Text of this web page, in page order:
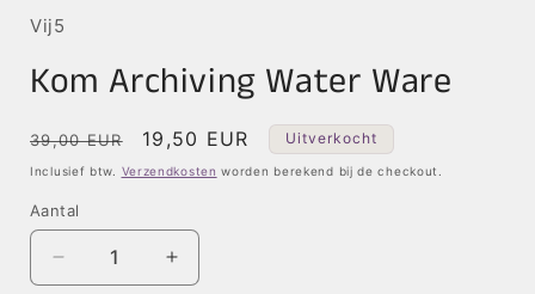
Vij5
Kom Archiving Water Ware
Normale
prijs
39,00 EUR Aanbiedingsprijs
19,50 EUR Uitverkocht
Inclusief btw. Verzendkosten worden berekend bij de checkout.
Aantal
Aantal
Aantal